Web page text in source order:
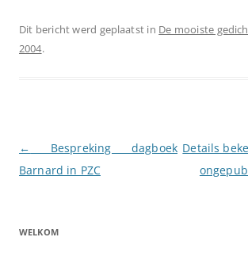
Dit bericht werd geplaatst in De mooiste
2004.
Berichtnavigatie
←
Bespreking dagboek
Barnard in PZC
Details
WELKOM